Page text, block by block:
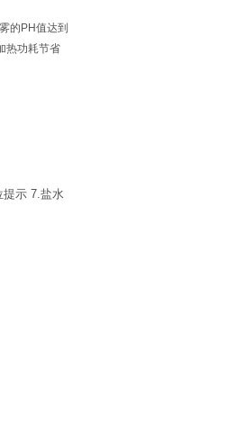
的PH值达到
热功耗节省
提示 7.盐水